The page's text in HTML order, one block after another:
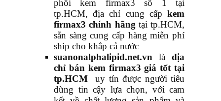
phối kem firmax3 số 1 tại
tp.HCM, địa chỉ cung cấp kem
firmax3 chính hãngtại tp.HCM,
sẵn sàng cung cấp hàng miễn phí
ship cho khắp cả nước
suanonalphalipid.net.vn là địa
chỉ bán kem firmax3 giá tốt tại
tp.HCM uy tín được người tiêu
dùng tin cậy lựa chọn, với cam